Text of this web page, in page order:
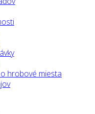
hrobové miesta